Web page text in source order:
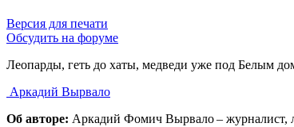
Версия для печати
Обсудить на форуме
Леопарды, геть до хаты, медведи уже под Белым
Аркадий Вырвало
Об авторе: Аркадий Фомич Вырвало – журналист,